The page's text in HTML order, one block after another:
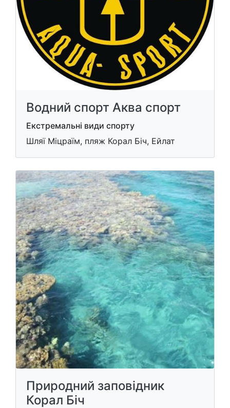
Водний спорт Аква спорт
Екстремальні види спорту
Шляї Міцраїм, пляж Корал Біч, Ейлат
Природний заповідник
Корал Біч